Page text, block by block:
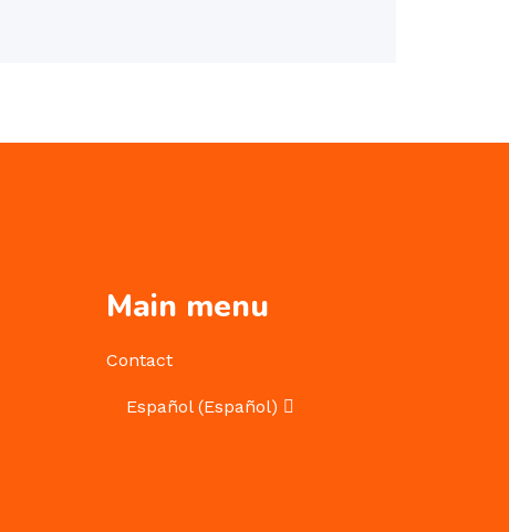
Main menu
Contact
Español(Español)